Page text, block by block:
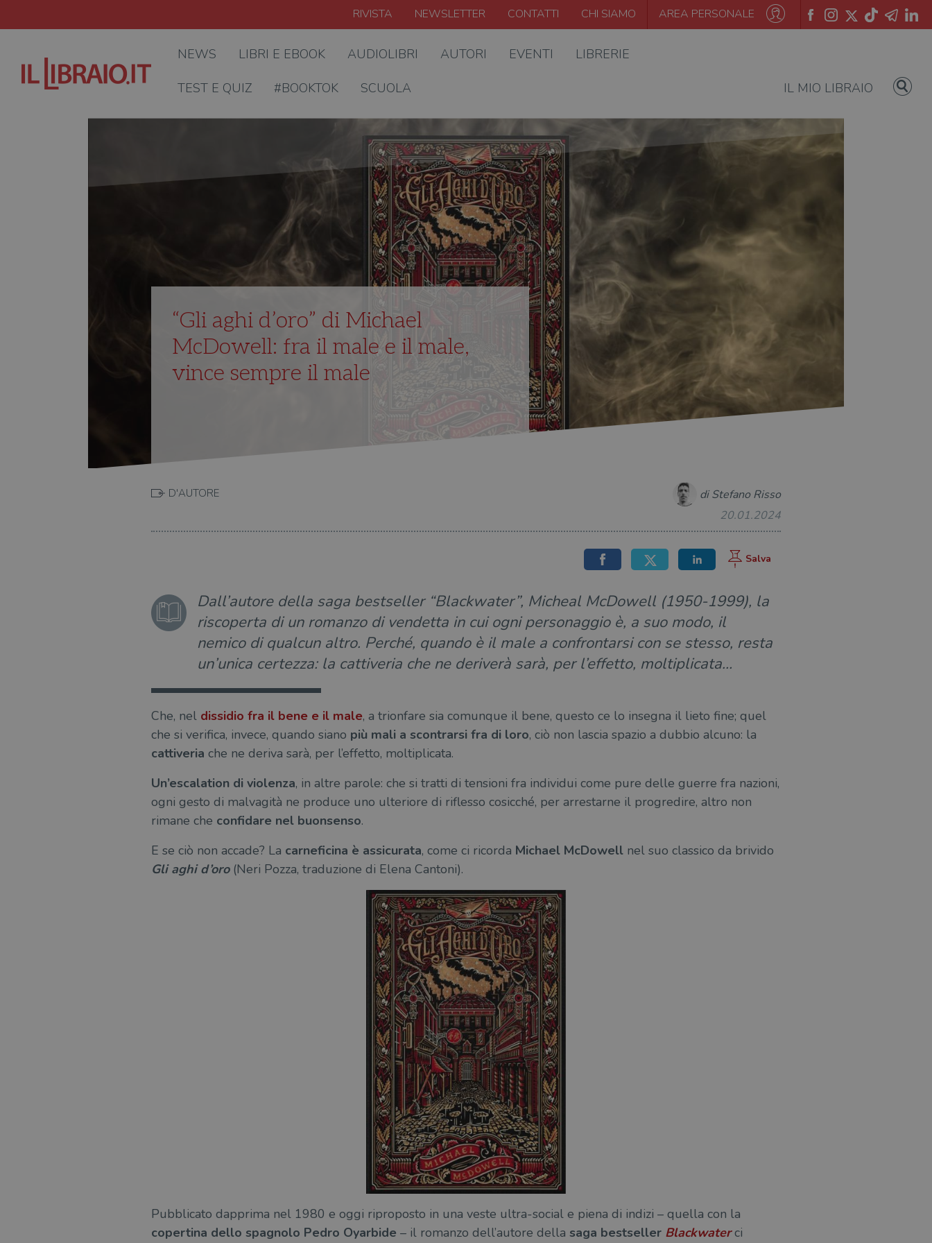
RIVISTA NEWSLETTER CONTATTI CHI SIAMO AREA PERSONALE
NEWS LIBRI E EBOOK AUDIOLIBRI AUTORI EVENTI LIBRERIE
TEST E QUIZ #BOOKTOK SCUOLA IL MIO LIBRAIO
“Gli aghi d’oro” di Michael
McDowell: fra il male e il male,
vince sempre il male
D'AUTORE
di Stefano Risso
20.01.2024
Dall’autore della saga bestseller “Blackwater”, Micheal McDowell (1950-1999), la
riscoperta di un romanzo di vendetta in cui ogni personaggio è, a suo modo, il
nemico di qualcun altro. Perché, quando è il male a confrontarsi con se stesso, resta
un’unica certezza: la cattiveria che ne deriverà sarà, per l’effetto, moltiplicata…
Che, nel dissidio fra il bene e il male, a trionfare sia comunque il bene, questo ce lo insegna il lieto fine; quel
che si verifica, invece, quando siano più mali a scontrarsi fra di loro, ciò non lascia spazio a dubbio alcuno: la
cattiveria che ne deriva sarà, per l’effetto, moltiplicata.
Un’escalation di violenza, in altre parole: che si tratti di tensioni fra individui come pure delle guerre fra nazioni,
ogni gesto di malvagità ne produce uno ulteriore di riflesso cosicché, per arrestarne il progredire, altro non
rimane che confidare nel buonsenso.
E se ciò non accade? La carneficina è assicurata, come ci ricorda Michael McDowellnel suo classico da brivido
Gli aghi d’oro (Neri Pozza, traduzione di Elena Cantoni).
Pubblicato dapprima nel 1980 e oggi riproposto in una veste ultra-social e piena di indizi – quella con la
copertina dello spagnolo Pedro Oyarbide – il romanzo dell’autore della saga bestseller Blackwaterci